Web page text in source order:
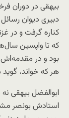
بیهقی در دوران
دبیری دیوان رسائل
کناره گرفت و در
که تا واپسین
بود و در
هر که خواند،
ابوالفضل بیهقی نه
استادش بونصر